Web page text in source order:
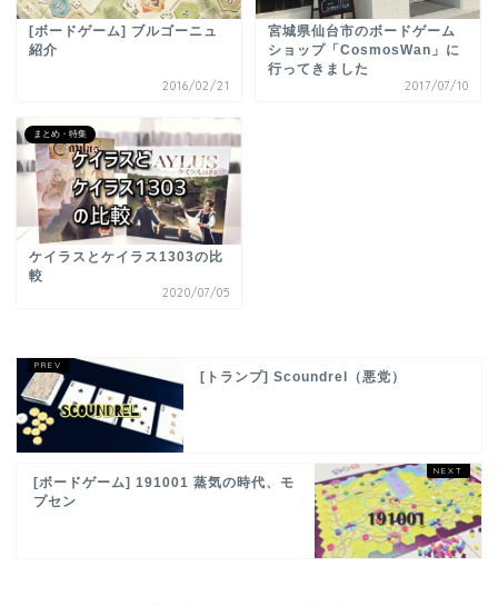
[ボードゲーム] ブルゴーニュ
紹介
2016/02/21
宮城県仙台市のボードゲーム
ショップ「CosmosWan」に
行ってきました
2017/07/10
まとめ・特集
ケイラスとケイラス1303の比
較
2020/07/05
[トランプ] Scoundrel（悪党）
[ボードゲーム] 191001 蒸気の時代、モ
プセン